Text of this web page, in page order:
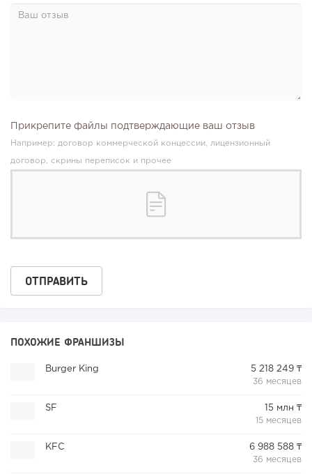
Прикрепите файлы подтверждающие ваш отзыв
Например: договор коммерческой концессии, лицензионный
договор, скрины переписок и прочее
ПОХОЖИЕ ФРАНШИЗЫ
Burger King
5 218 249 ₸
36 месяцев
SF
15 млн ₸
15 месяцев
KFC
6 988 588 ₸
36 месяцев